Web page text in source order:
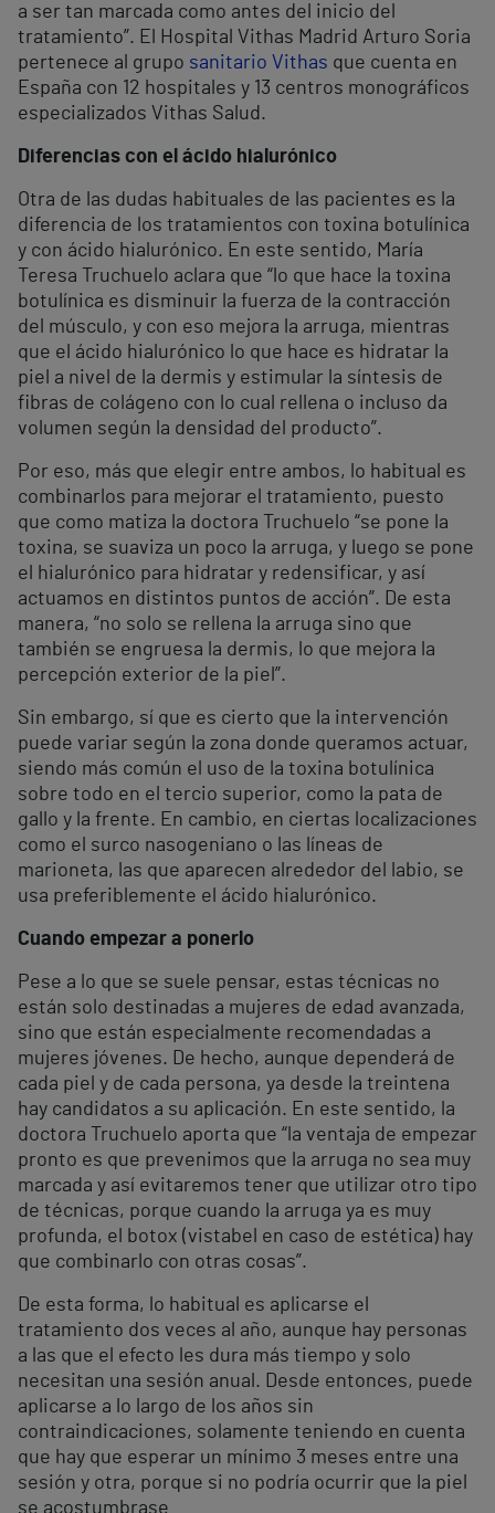
a ser tan marcada como antes del inicio del
tratamiento”. El Hospital Vithas Madrid Arturo Soria
pertenece al grupo sanitario Vithas que cuenta en
España con 12 hospitales y 13 centros monográficos
especializados Vithas Salud.
Diferencias con el ácido hialurónico
Otra de las dudas habituales de las pacientes es la
diferencia de los tratamientos con toxina botulínica
y con ácido hialurónico. En este sentido, María
Teresa Truchuelo aclara que “lo que hace la toxina
botulínica es disminuir la fuerza de la contracción
del músculo, y con eso mejora la arruga, mientras
que el ácido hialurónico lo que hace es hidratar la
piel a nivel de la dermis y estimular la síntesis de
fibras de colágeno con lo cual rellena o incluso da
volumen según la densidad del producto”.
Por eso, más que elegir entre ambos, lo habitual es
combinarlos para mejorar el tratamiento, puesto
que como matiza la doctora Truchuelo “se pone la
toxina, se suaviza un poco la arruga, y luego se pone
el hialurónico para hidratar y redensificar, y así
actuamos en distintos puntos de acción”. De esta
manera, “no solo se rellena la arruga sino que
también se engruesa la dermis, lo que mejora la
percepción exterior de la piel”.
Sin embargo, sí que es cierto que la intervención
puede variar según la zona donde queramos actuar,
siendo más común el uso de la toxina botulínica
sobre todo en el tercio superior, como la pata de
gallo y la frente. En cambio, en ciertas localizaciones
como el surco nasogeniano o las líneas de
marioneta, las que aparecen alrededor del labio, se
usa preferiblemente el ácido hialurónico.
Cuando empezar a ponerlo
Pese a lo que se suele pensar, estas técnicas no
están solo destinadas a mujeres de edad avanzada,
sino que están especialmente recomendadas a
mujeres jóvenes. De hecho, aunque dependerá de
cada piel y de cada persona, ya desde la treintena
hay candidatos a su aplicación. En este sentido, la
doctora Truchuelo aporta que “la ventaja de empezar
pronto es que prevenimos que la arruga no sea muy
marcada y así evitaremos tener que utilizar otro tipo
de técnicas, porque cuando la arruga ya es muy
profunda, el botox (vistabel en caso de estética) hay
que combinarlo con otras cosas”.
De esta forma, lo habitual es aplicarse el
tratamiento dos veces al año, aunque hay personas
a las que el efecto les dura más tiempo y solo
necesitan una sesión anual. Desde entonces, puede
aplicarse a lo largo de los años sin
contraindicaciones, solamente teniendo en cuenta
que hay que esperar un mínimo 3 meses entre una
sesión y otra, porque si no podría ocurrir que la piel
se acostumbrase